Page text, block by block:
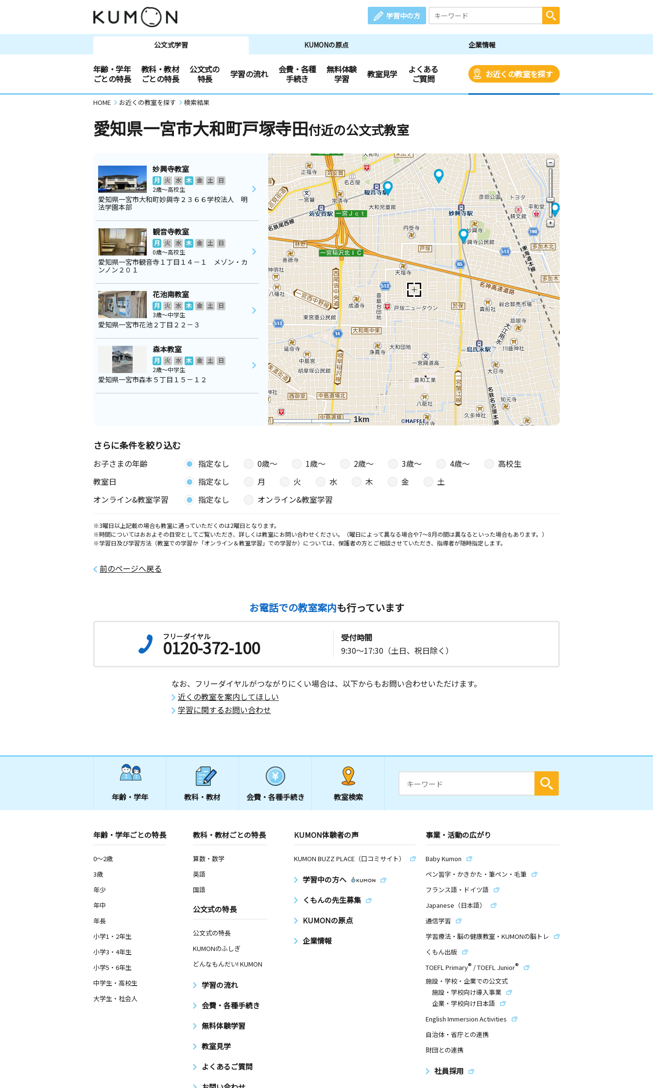
学習中の方
公文式学習 KUMONの原点 企業情報
年齢・学年
ごとの特長
教科・教材
ごとの特長
公文式の
特長
学習の流れ
会費・各種
手続き
無料体験
学習
教室見学
よくある
ご質問
お近くの教室を探す
HOME お近くの教室を探す 検索結果
愛知県一宮市大和町戸塚寺田付近の公文式教室
1km
妙興寺教室
月 火 水 木 金 土
日
2歳～高校生
愛知県一宮市大和町妙興寺２３６６学校法人 明
法学園本部
観音寺教室
月 火 水 木 金 土
日
0歳～高校生
愛知県一宮市観音寺１丁目１４－１ メゾン・カ
ンノン２０１
花池南教室
月 火 水 木 金 土
日
3歳～中学生
愛知県一宮市花池２丁目２２－３
森本教室
月 火 水 木 金 土
日
2歳～中学生
愛知県一宮市森本５丁目１５－１２
さらに条件を絞り込む
お子さまの年齢 指定なし 0歳〜 1歳〜 2歳〜 3歳〜 4歳〜
高校生
教室日
指定なし 月 火 水 木 金
土
オンライン&教室学習
指定なし オンライン&教室学習
※3曜日以上記載の場合も教室に通っていただくのは2曜日となります。
※時間についてはおおよその目安としてご覧いただき、詳しくは教室にお問い合わせください。（曜日によって異なる場合や7～8月の間は異なるといった場合もあります。）
※学習日及び学習方法（教室での学習か「オンライン＆教室学習」での学習か）については、保護者の方とご相談させていただき、指導者が随時指定します。
前のページへ戻る
お電話での教室案内も行っています
フリーダイヤル
0120-372-100
受付時間
9:30～17:30（土日、祝日除く）
なお、フリーダイヤルがつながりにくい場合は、以下からもお問い合わせいただけます。
近くの教室を案内してほしい
学習に関するお問い合わせ
年齢・学年 教科・教材 会費・ 各種手続き 教室検索
年齢・学年ごとの特長
0～2歳
3歳
年少
年中
年長
小学1・2年生
小学3・4年生
小学5・6年生
中学生・高校生
大学生・社会人
教科・教材ごとの特長
算数・数学
英語
国語
公文式の特長
公文式の特長
KUMONのふしぎ
どんなもんだい! KUMON
学習の流れ
会費・各種手続き
無料体験学習
教室見学
よくあるご質問
KUMON体験者の声
KUMON BUZZ PLACE（口コミサイト）
学習中の方へ
くもんの先生募集
KUMONの原点
企業情報
事業・活動の広がり
Baby Kumon
ペン習字・かきかた・筆ペン・毛筆
フランス語・ドイツ語
Japanese（日本語）
通信学習
学習療法・脳の健康教室・KUMONの脳トレ
くもん出版
TOEFL Primary® /TOEFL Junior®
施設・学校・企業での公文式
施設・学校向け導入事業
企業・学校向け日本語
English Immersion Activities
自治体・省庁との連携
財団との連携
社員採用